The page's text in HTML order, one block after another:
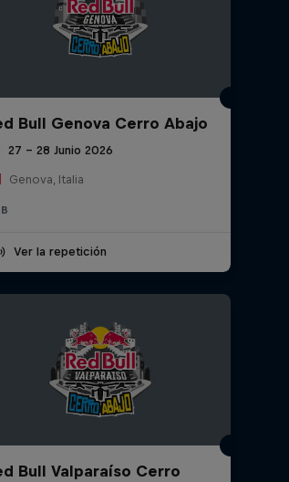
Bull Genova Cerro Abajo
27 – 28 Junio 2026
Genova, Italia
Ver la repetición
Bull Valparaíso Cerro